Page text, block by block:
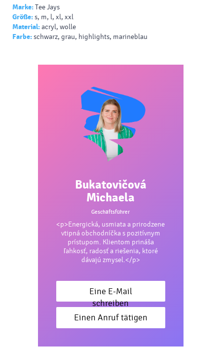
Marke:Tee Jays
Größe:s, m, l, xl, xxl
Material:acryl, wolle
Farbe:schwarz, grau, highlights, marineblau
Bukatovičová
Michaela
Geschäftsführer
<p>Energická, usmiata a prirodzene
vtipná obchodníčka s pozitívnym
prístupom. Klientom prináša
ľahkosť, radosť a riešenia, ktoré
dávajú zmysel.</p>
Eine E-Mail
schreiben
Einen Anruf tätigen